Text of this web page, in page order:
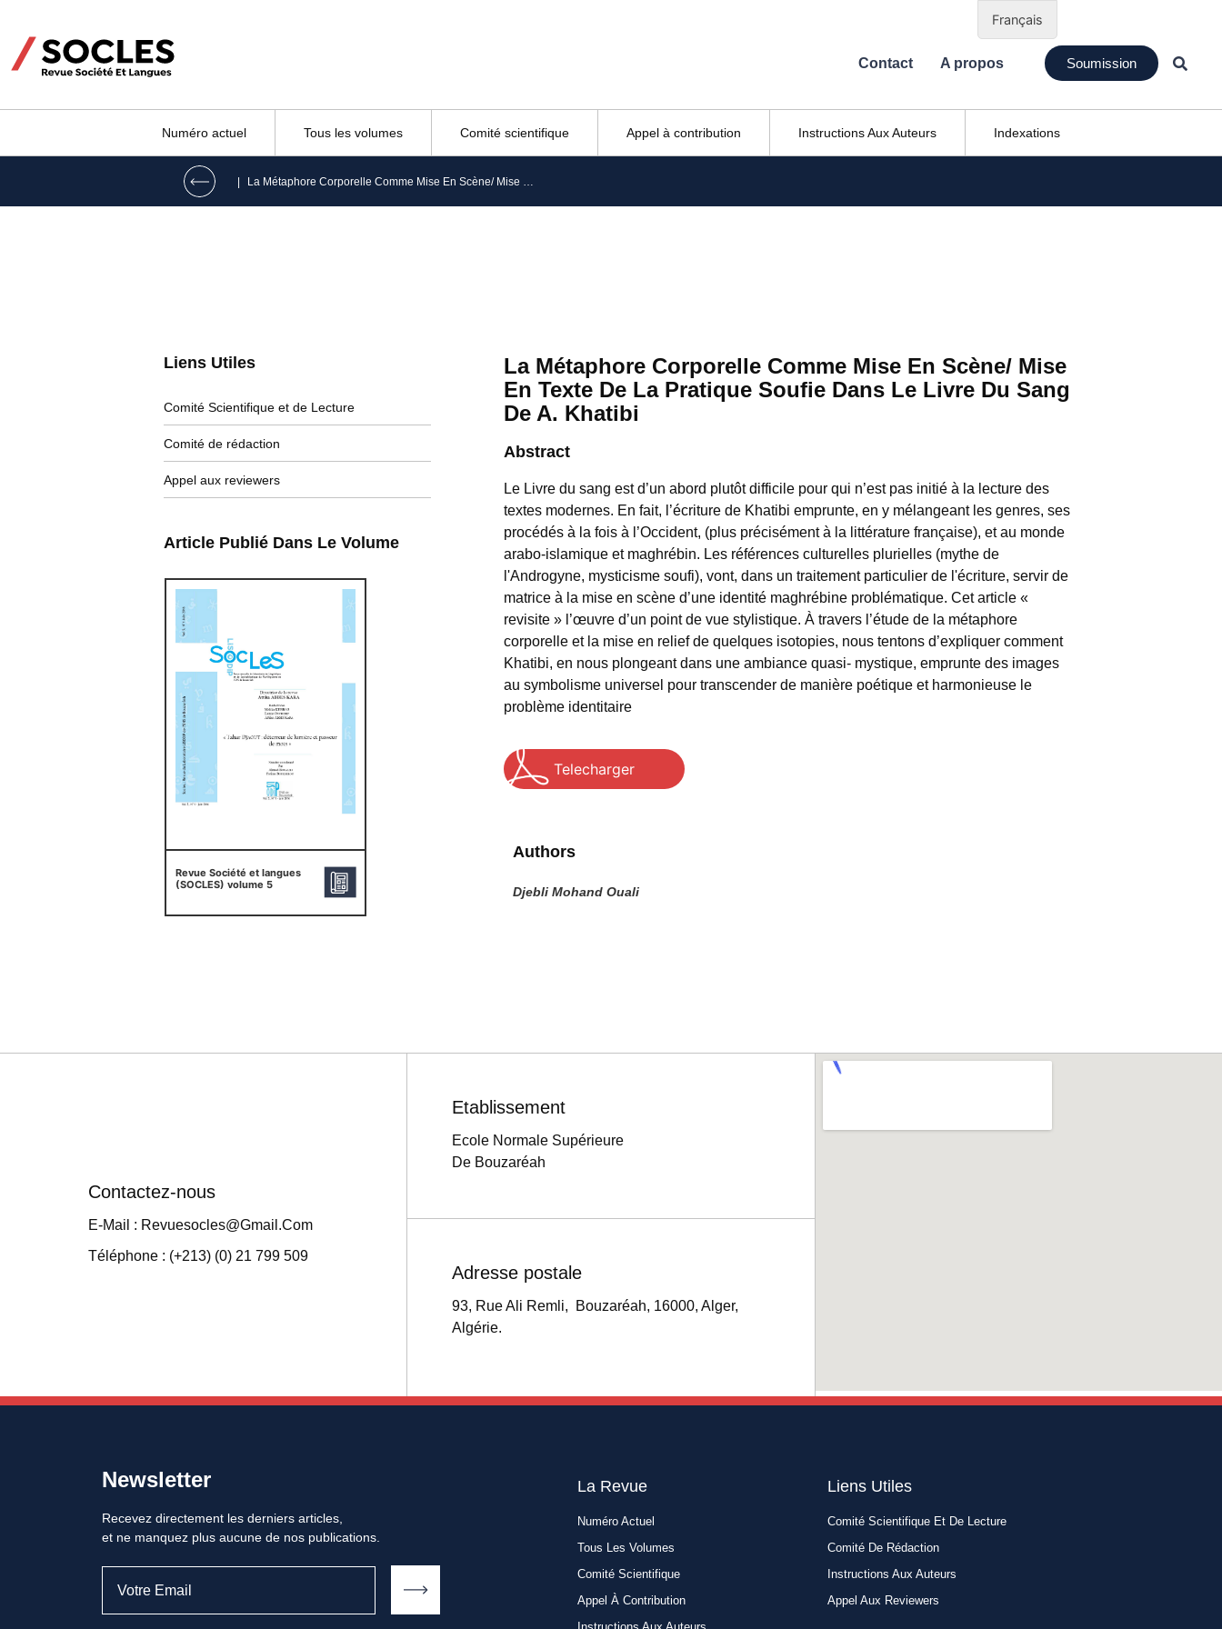
Contact A propos Soumission
Numéro actuel Tous les volumes Comité scientifique Appel à contribution Instructions Aux Auteurs Indexations
| La Métaphore Corporelle Comme Mise En Scène/ Mise En Texte De La Pratique Soufie Dans Le Livre Du Sang De A. Khatibi
Liens Utiles
Comité Scientifique et de Lecture
Comité de rédaction
Appel aux reviewers
Article Publié Dans Le Volume
Revue Société et langues
(SOCLES) volume 5
La Métaphore Corporelle Comme Mise En Scène/ Mise
En Texte De La Pratique Soufie Dans Le Livre Du Sang
De A. Khatibi
Abstract
Le Livre du sang est d’un abord plutôt difficile pour qui n’est pas initié à la lecture des
textes modernes. En fait, l’écriture de Khatibi emprunte, en y mélangeant les genres, ses
procédés à la fois à l’Occident, (plus précisément à la littérature française), et au monde
arabo-islamique et maghrébin. Les références culturelles plurielles (mythe de
l'Androgyne, mysticisme soufi), vont, dans un traitement particulier de l'écriture, servir de
matrice à la mise en scène d’une identité maghrébine problématique. Cet article «
revisite » l’œuvre d’un point de vue stylistique. À travers l’étude de la métaphore
corporelle et la mise en relief de quelques isotopies, nous tentons d’expliquer comment
Khatibi, en nous plongeant dans une ambiance quasi- mystique, emprunte des images
au symbolisme universel pour transcender de manière poétique et harmonieuse le
problème identitaire
Telecharger
Authors
Djebli Mohand Ouali
Contactez-nous
E-Mail : Revuesocles@gmail.com
Téléphone : (+213) (0) 21 799 509
Etablissement
Ecole Normale Supérieure
De Bouzaréah
Adresse postale
93, Rue Ali Remli, Bouzaréah, 16000, Alger,
Algérie.
Newsletter
Recevez directement les derniers articles,
et ne manquez plus aucune de nos publications.
La Revue
Numéro Actuel
Tous Les Volumes
Comité Scientifique
Appel À Contribution
Liens Utiles​
Comité Scientifique Et De Lecture
Comité De Rédaction
Instructions Aux Auteurs
Appel Aux Reviewers
Français